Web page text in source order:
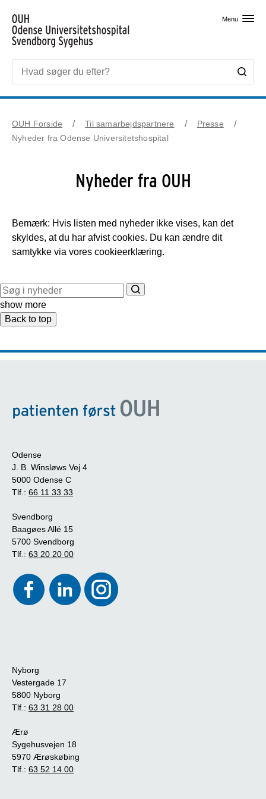
Menu
OUH Forside Til samarbejdspartnere
Presse
Nyheder fra Odense Universitetshospital
Nyheder fra OUH
Bemærk: Hvis listen med nyheder ikke vises, kan det
skyldes, at du har afvist cookies. Du kan ændre dit
samtykke via vores cookieerklæring.
show more
Back to top
Odense
J. B. Winsløws Vej 4
5000 Odense C
Tlf.: 66 11 33 33
Svendborg
Baagøes Allé 15
5700 Svendborg
Tlf.: 63 20 20 00
Nyborg
Vestergade 17
5800 Nyborg
Tlf.: 63 31 28 00
Ærø
Sygehusvejen 18
5970 Ærøskøbing
Tlf.: 63 52 14 00